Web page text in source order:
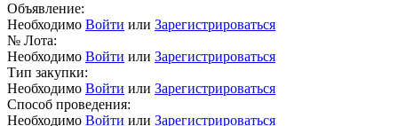
Объявление:
Необходимо Войти или Зарегистрироваться
№ Лота:
Необходимо Войти или Зарегистрироваться
Тип закупки:
Необходимо Войти или Зарегистрироваться
Способ проведения:
Необходимо Войти или Зарегистрироваться